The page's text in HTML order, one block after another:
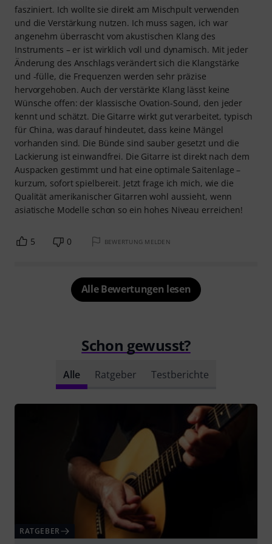
fasziniert. Ich wollte sie direkt am Mischpult verwenden
und die Verstärkung nutzen. Ich muss sagen, ich war
angenehm überrascht vom akustischen Klang des
Instruments – er ist wirklich voll und dynamisch. Mit jeder
Änderung des Anschlags verändert sich die Klangstärke
und -fülle, die Frequenzen werden sehr präzise
hervorgehoben. Auch der verstärkte Klang lässt keine
Wünsche offen: der klassische Ovation-Sound, den jeder
kennt und schätzt. Die Gitarre wirkt gut verarbeitet, typisch
für China, was darauf hindeutet, dass keine Mängel
vorhanden sind. Die Bünde sind sauber gesetzt und die
Lackierung ist einwandfrei. Die Gitarre ist direkt nach dem
Auspacken gestimmt und hat eine optimale Saitenlage –
kurzum, sofort spielbereit. Jetzt frage ich mich, wie die
Qualität amerikanischer Gitarren wohl aussieht, wenn
asiatische Modelle schon so ein hohes Niveau erreichen!
5 0 BEWERTUNG MELDEN
Alle Bewertungen lesen
Schon gewusst?
Alle Ratgeber Testberichte
RATGEBER